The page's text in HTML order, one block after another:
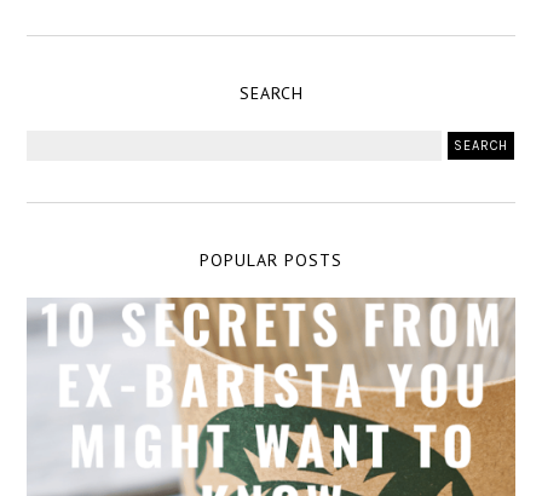
SEARCH
POPULAR POSTS